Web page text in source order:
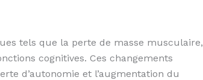
tels que la perte de masse musculaire,
cognitives. Ces changements
d’autonomie et l’augmentation du